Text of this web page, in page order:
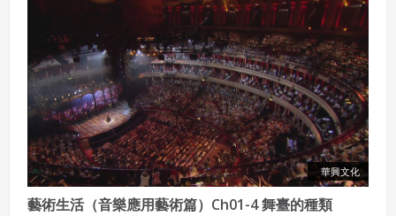
華興文化
藝術生活（音樂應用藝術篇）Ch01-4 舞臺的種類
本合約終止後，會員不得對吉寶系統公司主張任何費用、補
償或賠償。
七、合意管轄
雙方合意專以臺灣臺北地方法院為第一審管轄法
院。